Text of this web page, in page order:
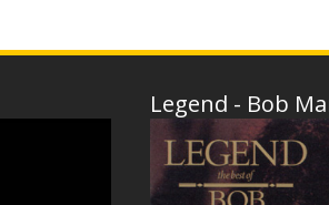
Legend - Bob